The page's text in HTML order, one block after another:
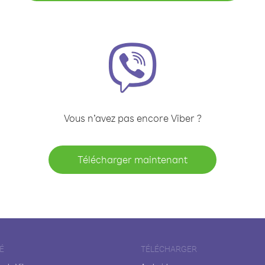
Vous n’avez pas encore Viber ?
Télécharger maintenant
TÉLÉCHARGER